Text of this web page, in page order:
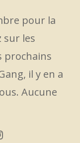
pour la
sur les
prochains
il y en a
Aucune